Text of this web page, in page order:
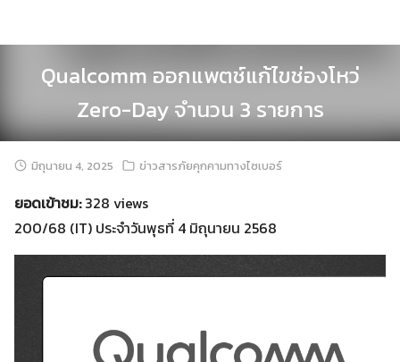
Qualcomm ออกแพตช์แก้ไขช่องโหว่
Zero-Day จำนวน 3 รายการ
มิถุนายน 4, 2025 ข่าวสารภัยคุกคามทางไซเบอร์
ยอดเข้าชม:328 views
200/68 (IT) ประจำวันพุธที่ 4 มิถุนายน 2568